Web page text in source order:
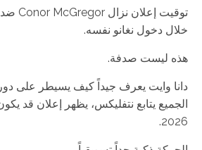
خلال دخول نغانو نفسه.
هذه ليست صدفة.
دانا وايت يعرف جيداً كيف يسيطر على دورة
الجميع يتابع نتفليكس، يظهر إعلان قد
2026.